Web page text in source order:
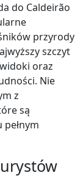
do Caldeirão
przyrody
szczyt
oraz
Nie
z
są